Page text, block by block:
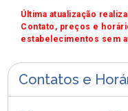
Última atualização
Contato, preços e
estabelecimentos sem
Contatos e